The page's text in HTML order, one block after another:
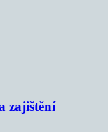
zajištění